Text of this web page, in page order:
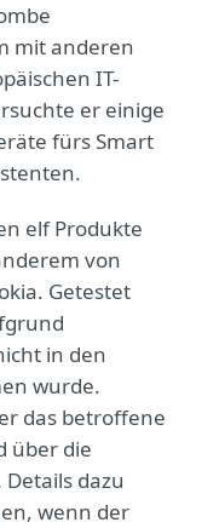
mit anderen
IT-
er einige
fürs Smart
elf Produkte
von
Getestet
in den
wurde.
das betroffene
über die
dazu
wenn der